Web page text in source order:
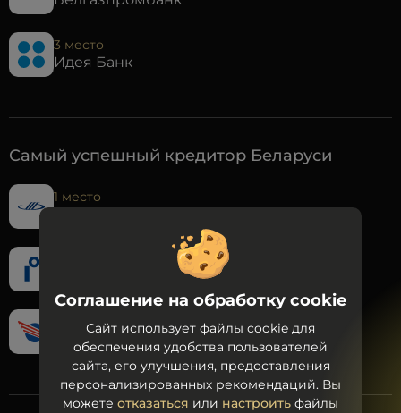
Соглашение на обработку cookie
Сайт использует файлы cookie для
обеспечения удобства пользователей
сайта, его улучшения, предоставления
персонализированных рекомендаций. Вы
можете отказаться или настроить файлы
3 место
Идея Банк
Самый успешный кредитор Беларуси
1 место
3 место
МТБанк